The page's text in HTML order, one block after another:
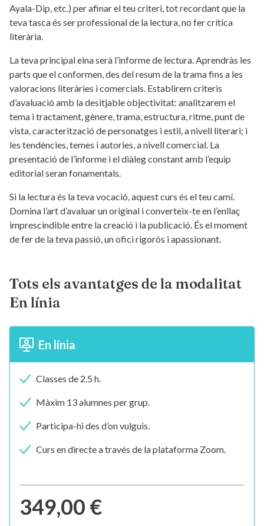
Ayala-Dip, etc.) per afinar el teu criteri, tot recordant que la
teva tasca és ser professional de la lectura, no fer crítica
literària.
La teva principal eina serà l’informe de lectura. Aprendràs les
parts que el conformen, des del resum de la trama fins a les
valoracions literàries i comercials. Establirem criteris
d’avaluació amb la desitjable objectivitat: analitzarem el
tema i tractament, gènere, trama, estructura, ritme, punt de
vista, caracterització de personatges i estil, a nivell literari; i
les tendències, temes i autories, a nivell comercial. La
presentació de l’informe i el diàleg constant amb l’equip
editorial seran fonamentals.
Si la lectura és la teva vocació, aquest curs és el teu camí.
Domina l’art d’avaluar un original i converteix-te en l’enllaç
imprescindible entre la creació i la publicació. És el moment
de fer de la teva passió, un ofici rigorós i apassionant.
Tots els avantatges de la modalitat
En línia
En línia
Classes de 2.5 h.
Màxim 13 alumnes per grup.
Participa-hi des d’on vulguis.
Curs en directe a través de la plataforma Zoom.
349,00 €